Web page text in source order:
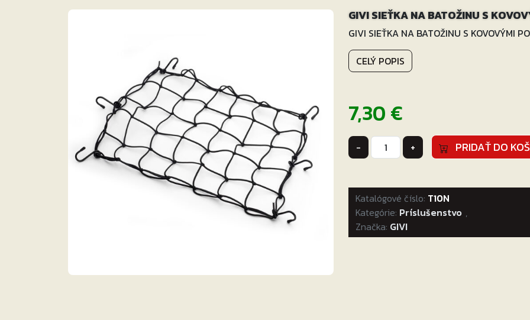
GIVI SIEŤKA NA BATOŽINU S
GIVI SIEŤKA NA BATOŽINU S KOVOVÝMI
CELÝ POPIS
7,30€
-
množstvo
GIVI
NA
BATOŽINU
S
KOVOVÝMI
POGUMOVANÝMI
+ PRIDAŤ DO
Katalógové číslo: T10N
Kategórie: Príslušenstvo ,
Značka: GIVI